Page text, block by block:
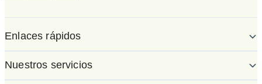
Enlaces rápidos
Nuestros servicios